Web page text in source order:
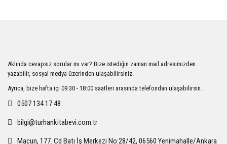
Ürün açıklamasında eksik bilgiler bulunuyor.
Ürün bilgilerinde hatalar bulunuyor.
Ürün fiyatı diğer sitelerden daha pahalı.
Aklında cevapsız sorular mı var? Bize istediğin zaman mail adresimizden
yazabilir, sosyal medya üzerinden ulaşabilirsiniz.
Ayrıca, bize hafta içi 09:30 - 18:00 saatleri arasında telefondan ulaşabilirsin.
0507 134 17 48
bilgi@turhankitabevi.com.tr
Macun, 177. Cd Batı İş Merkezi No:28/42, 06560 Yenimahalle/Ankara